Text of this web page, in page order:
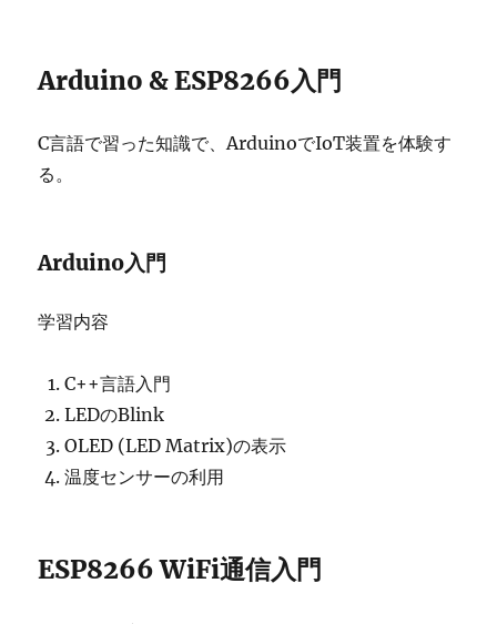
Arduino & ESP8266入門
C言語で習った知識で、ArduinoでIoT装置を体験す
る。
Arduino入門
学習内容
C++言語入門
LEDのBlink
OLED (LED Matrix)の表示
温度センサーの利用
ESP8266 WiFi通信入門